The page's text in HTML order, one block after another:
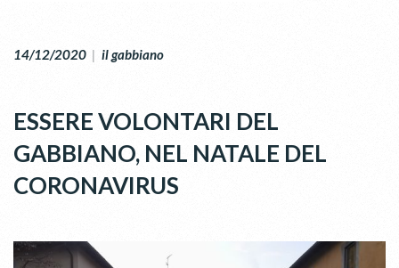
14/12/2020 | il gabbiano
ESSERE VOLONTARI DEL
GABBIANO, NEL NATALE DEL
CORONAVIRUS